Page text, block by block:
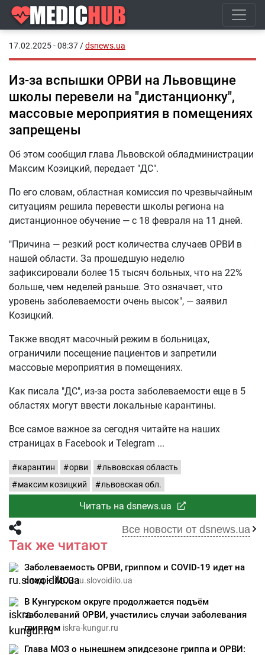
17.02.2025 - 08:37 /dsnews.ua
Из-за вспышки ОРВИ на Львовщине
школы перевели на "дистанционку",
массовые мероприятия в помещениях
запрещены
Об этом сообщил глава Львовской обладминистрации
Максим Козицкий, передает "ДС".
По его словам, областная комиссия по чрезвычайным
ситуациям решила перевести школы региона на
дистанционное обучение — с 18 февраля на 11 дней.
"Причина — резкий рост количества случаев ОРВИ в
нашей области. За прошедшую неделю
зафиксировали более 15 тысяч больных, что на 22%
больше, чем неделей раньше. Это означает, что
уровень заболеваемости очень высок", — заявил
Козицкий.
Также вводят масочный режим в больницах,
ограничили посещение пациентов и запретили
массовые мероприятия в помещениях.
Как писала "ДС", из-за роста заболеваемости еще в 5
областях могут ввести локальные карантины.
Все самое важное за сегодня читайте на наших
страницах в Facebook и Telegram
карантин орви
львовская область
максим козицкий
львовская обл.
Читать на dsnews.ua
Все новости от dsnews.ua
Так же читают
Заболеваемость ОРВИ, гриппом и COVID-19 идет на
спад – МОЗru.slovoidilo.ua
В Кунгурском округе продолжается подъём
заболеваний ОРВИ, участились случаи заболевания
гриппом iskra-kungur.ru
Глава МОЗ о нынешнем эпидсезоне гриппа и ОРВИ: